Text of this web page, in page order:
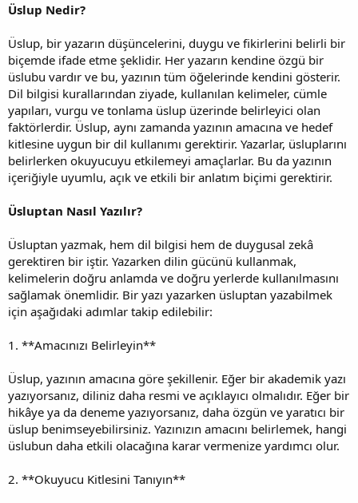
Üslup Nedir?
Üslup, bir yazarın düşüncelerini, duygu ve fikirlerini belirli bir
biçemde ifade etme şeklidir. Her yazarın kendine özgü bir
üslubu vardır ve bu, yazının tüm öğelerinde kendini gösterir.
Dil bilgisi kurallarından ziyade, kullanılan kelimeler, cümle
yapıları, vurgu ve tonlama üslup üzerinde belirleyici olan
faktörlerdir. Üslup, aynı zamanda yazının amacına ve hedef
kitlesine uygun bir dil kullanımı gerektirir. Yazarlar, üsluplarını
belirlerken okuyucuyu etkilemeyi amaçlarlar. Bu da yazının
içeriğiyle uyumlu, açık ve etkili bir anlatım biçimi gerektirir.
Üsluptan Nasıl Yazılır?
Üsluptan yazmak, hem dil bilgisi hem de duygusal zekâ
gerektiren bir iştir. Yazarken dilin gücünü kullanmak,
kelimelerin doğru anlamda ve doğru yerlerde kullanılmasını
sağlamak önemlidir. Bir yazı yazarken üsluptan yazabilmek
için aşağıdaki adımlar takip edilebilir:
1. **Amacınızı Belirleyin**
Üslup, yazının amacına göre şekillenir. Eğer bir akademik yazı
yazıyorsanız, diliniz daha resmi ve açıklayıcı olmalıdır. Eğer bir
hikâye ya da deneme yazıyorsanız, daha özgün ve yaratıcı bir
üslup benimseyebilirsiniz. Yazınızın amacını belirlemek, hangi
üslubun daha etkili olacağına karar vermenize yardımcı olur.
2. **Okuyucu Kitlesini Tanıyın**